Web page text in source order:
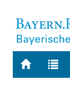
Zur
Zur